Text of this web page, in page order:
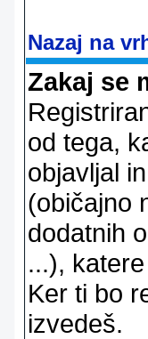
Nazaj na
Zakaj se
od tega,
objavljal
(običajno
dodatnih
...),
Ker ti bo
izvedeš.